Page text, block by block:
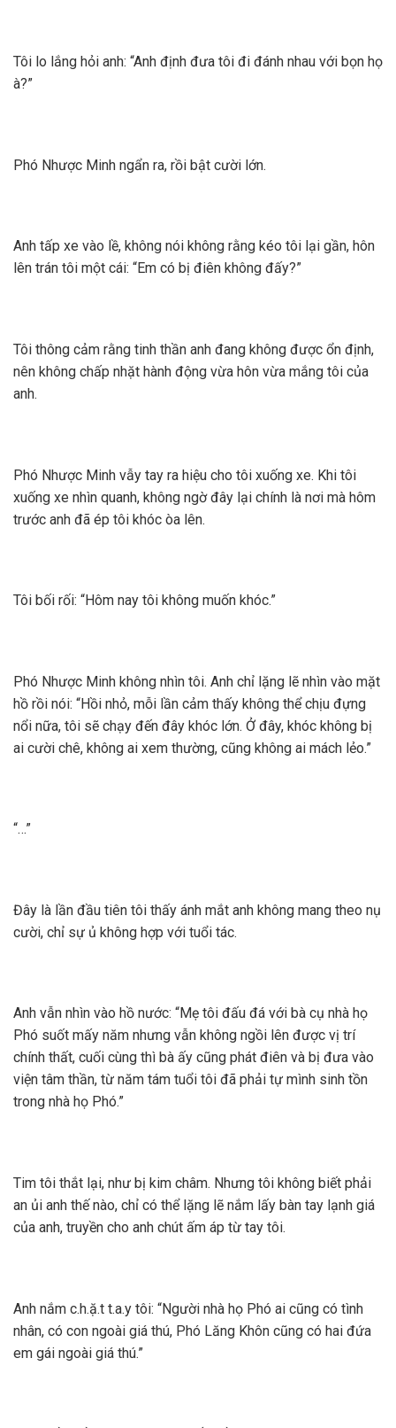
Tôi lo lắng hỏi anh: “Anh định đưa tôi đi đánh nhau với bọn họ
à?”
Phó Nhược Minh ngẩn ra, rồi bật cười lớn.
Anh tấp xe vào lề, không nói không rằng kéo tôi lại gần, hôn
lên trán tôi một cái: “Em có bị điên không đấy?”
Tôi thông cảm rằng tinh thần anh đang không được ổn định,
nên không chấp nhặt hành động vừa hôn vừa mắng tôi của
anh.
Phó Nhược Minh vẫy tay ra hiệu cho tôi xuống xe. Khi tôi
xuống xe nhìn quanh, không ngờ đây lại chính là nơi mà hôm
trước anh đã ép tôi khóc òa lên.
Tôi bối rối: “Hôm nay tôi không muốn khóc.”
Phó Nhược Minh không nhìn tôi. Anh chỉ lặng lẽ nhìn vào mặt
hồ rồi nói: “Hồi nhỏ, mỗi lần cảm thấy không thể chịu đựng
nổi nữa, tôi sẽ chạy đến đây khóc lớn. Ở đây, khóc không bị
ai cười chê, không ai xem thường, cũng không ai mách lẻo.”
“…”
Đây là lần đầu tiên tôi thấy ánh mắt anh không mang theo nụ
cười, chỉ sự ủ không hợp với tuổi tác.
Anh vẫn nhìn vào hồ nước: “Mẹ tôi đấu đá với bà cụ nhà họ
Phó suốt mấy năm nhưng vẫn không ngồi lên được vị trí
chính thất, cuối cùng thì bà ấy cũng phát điên và bị đưa vào
viện tâm thần, từ năm tám tuổi tôi đã phải tự mình sinh tồn
trong nhà họ Phó.”
Tim tôi thắt lại, như bị kim châm. Nhưng tôi không biết phải
an ủi anh thế nào, chỉ có thể lặng lẽ nắm lấy bàn tay lạnh giá
của anh, truyền cho anh chút ấm áp từ tay tôi.
Anh nắm c.h.ặ.t t.a.y tôi: “Người nhà họ Phó ai cũng có tình
nhân, có con ngoài giá thú, Phó Lăng Khôn cũng có hai đứa
em gái ngoài giá thú.”